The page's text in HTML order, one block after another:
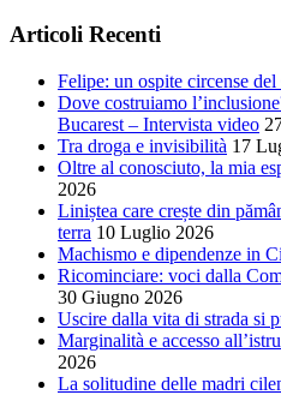
Articoli Recenti
Felipe: un ospite circense
Dove costruiamo
Bucarest – Intervista video
Tra droga e invisibilità 17
Oltre al conosciuto, la mia
2026
Liniștea care crește din
terra 10 Luglio 2026
Machismo e dipendenze in
Ricominciare: voci dalla
30 Giugno 2026
Uscire dalla vita di strada si
Marginalità e accesso
2026
La solitudine delle madri